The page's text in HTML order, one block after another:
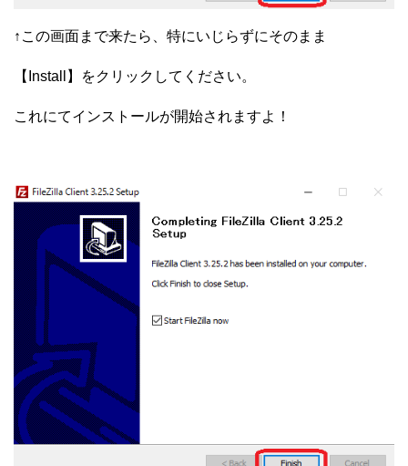
↑この画面まで来たら、特にいじらずにそのまま
【Install】をクリックしてください。
これにてインストールが開始されますよ！